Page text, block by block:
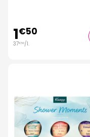
1€50
37€50/l.